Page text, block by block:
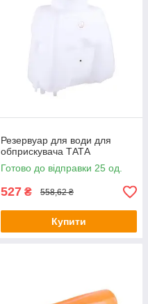
Резервуар для води для
обприскувача ТАТА
Готово до відправки 25 од.
527 ₴ 558,62 ₴
Купити